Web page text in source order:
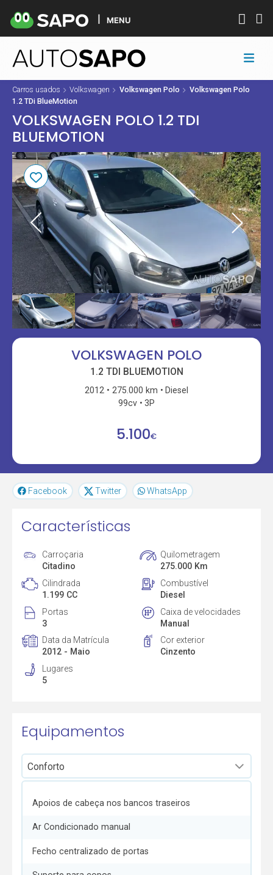
MENU
Carros usados Volkswagen Volkswagen Polo
Volkswagen Polo
1.2 TDi BlueMotion
VOLKSWAGEN POLO 1.2 TDI
BLUEMOTION
VOLKSWAGEN POLO
1.2 TDI BLUEMOTION
2012 275.000 km
Diesel
99cv
3P
5.100€
Facebook Twitter WhatsApp
Características
Carroçaria
Citadino
Quilometragem
275.000 Km
Cilindrada
1.199 CC
Combustível
Diesel
Portas
3
Caixa de velocidades
Manual
Data da Matrícula
2012 - Maio
Cor exterior
Cinzento
Lugares
5
Equipamentos
Apoios de cabeça nos bancos traseiros
Ar Condicionado manual
Fecho centralizado de portas